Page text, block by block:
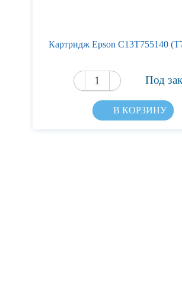
Картридж Epson C13T755140
Под
В КОРЗИНУ